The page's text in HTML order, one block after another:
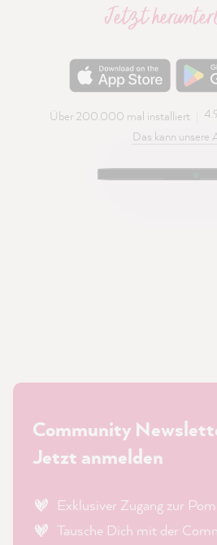
Jetzt
Über 200.000 mal installiert
Das kann unsere
Community
Jetzt anmelden
Exklusiver Zugang zur
Tausche Dich mit der